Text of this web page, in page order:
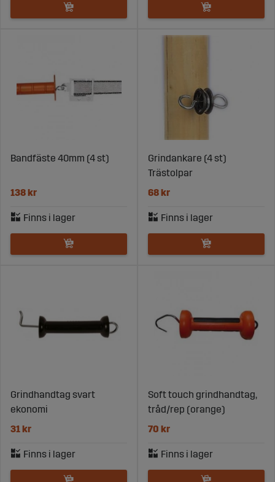
Bandfäste 40mm (4 st)
138 kr
Grindankare (4 st)
Trästolpar
68 kr
Grindhandtag svart
ekonomi
31 kr
Soft touch grindhandtag,
tråd/rep (orange)
70 kr